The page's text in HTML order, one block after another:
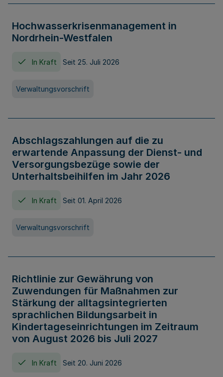
Hochwasserkrisenmanagement in
Nordrhein-Westfalen
In Kraft Seit 25. Juli 2026
Verwaltungsvorschrift
Abschlagszahlungen auf die zu
erwartende Anpassung der Dienst- und
Versorgungsbezüge sowie der
Unterhaltsbeihilfen im Jahr 2026
In Kraft Seit 01. April 2026
Verwaltungsvorschrift
Richtlinie zur Gewährung von
Zuwendungen für Maßnahmen zur
Stärkung der alltagsintegrierten
sprachlichen Bildungsarbeit in
Kindertageseinrichtungen im Zeitraum
von August 2026 bis Juli 2027
In Kraft Seit 20. Juni 2026